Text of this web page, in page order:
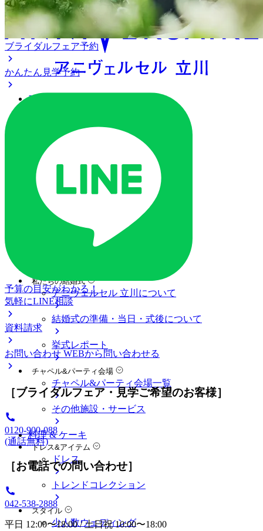
アクセス
ご列席の皆様へ
トピックス
ご予約・お問い合わせ
ブライダルフェア
ブライダルフェア一覧
ブライダルフェアの基礎知識
私たちの結婚式
アニヴェルセル 立川について
結婚式の準備・当日・式後について
挙式レポート
チャペル&パーティ会場
チャペル&パーティ会場一覧
その他施設・サービス
料理 & ケーキ
ドレス&アイテム
ドレス
トレンドコレクション
スタイル
少人数ウェディング
ブライダルフェア予約
かんたん見学予約
予算の目安がわかる！
気軽にLINE相談
資料請求
お問い合わせ WEBから問い合わせる
［ブライダルフェア・見学ご希望のお客様］
0120-900-088
(通話無料)
［お電話での問い合わせ］
042-538-2888
平日 12:00〜18:00 / 土日祝 10:00〜18:00